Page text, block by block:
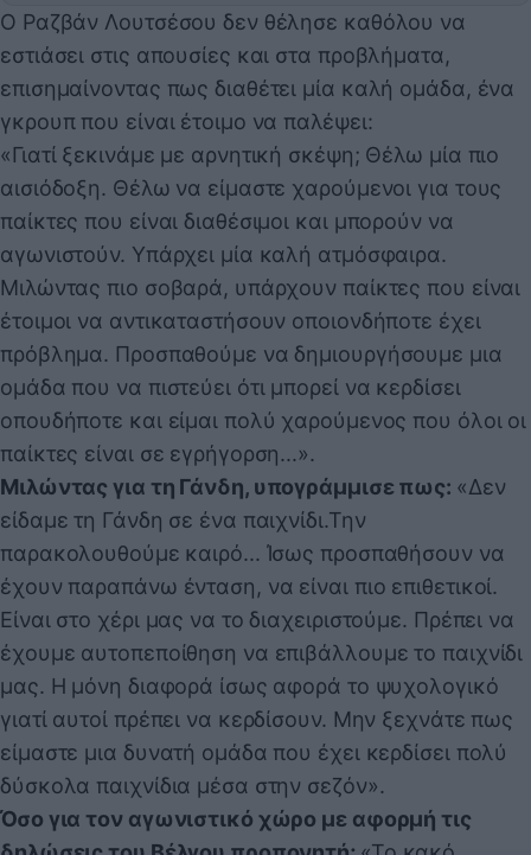
Ο Ραζβάν Λουτσέσου δεν θέλησε καθόλου να
εστιάσει στις απουσίες και στα προβλήματα,
επισημαίνοντας πως διαθέτει μία καλή ομάδα, ένα
γκρουπ που είναι έτοιμο να παλέψει:
«Γιατί ξεκινάμε με αρνητική σκέψη; Θέλω μία πιο
αισιόδοξη. Θέλω να είμαστε χαρούμενοι για τους
παίκτες που είναι διαθέσιμοι και μπορούν να
αγωνιστούν. Υπάρχει μία καλή ατμόσφαιρα.
Μιλώντας πιο σοβαρά, υπάρχουν παίκτες που είναι
έτοιμοι να αντικαταστήσουν οποιονδήποτε έχει
πρόβλημα. Προσπαθούμε να δημιουργήσουμε μια
ομάδα που να πιστεύει ότι μπορεί να κερδίσει
οπουδήποτε και είμαι πολύ χαρούμενος που όλοι οι
παίκτες είναι σε εγρήγορση...».
Μιλώντας για τη Γάνδη, υπογράμμισε πως: «Δεν
είδαμε τη Γάνδη σε ένα παιχνίδι.Την
παρακολουθούμε καιρό... Ίσως προσπαθήσουν να
έχουν παραπάνω ένταση, να είναι πιο επιθετικοί.
Είναι στο χέρι μας να το διαχειριστούμε. Πρέπει να
έχουμε αυτοπεποίθηση να επιβάλλουμε το παιχνίδι
μας. Η μόνη διαφορά ίσως αφορά το ψυχολογικό
γιατί αυτοί πρέπει να κερδίσουν. Μην ξεχνάτε πως
είμαστε μια δυνατή ομάδα που έχει κερδίσει πολύ
δύσκολα παιχνίδια μέσα στην σεζόν».
Όσο για τον αγωνιστικό χώρο με αφορμή τις